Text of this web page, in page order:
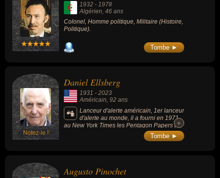
1932 - 1978
Algérien , 46 ans
Colonel, Homme politique, Militaire (Histoire,
Politique).
Tombe ►
Notez-le !
Daniel Ellsberg
1931 - 2023
Américain, 92 ans
Lanceur d'alerte américain, 1er lanceur
d'alerte au monde, il a fourni en 1971
au New York Times les Pentagon Papers (7
000 pages de documentation top-secrète
appartenant au Pentagone et concernant le
+
+
Tombe ►
Augusto Pinochet